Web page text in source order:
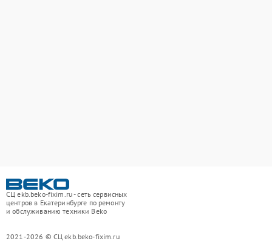
СЦ ekb.beko-fixim.ru - сеть сервисных
центров в Екатеринбурге по ремонту
и обслуживанию техники Beko
2021-2026 © СЦ ekb.beko-fixim.ru